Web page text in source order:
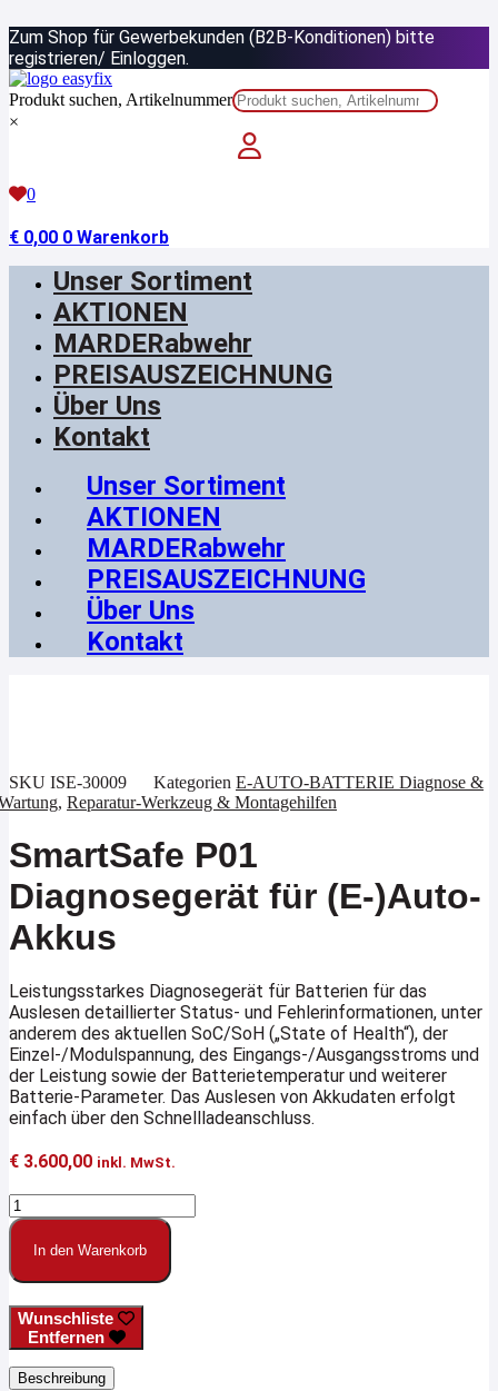
Inhalt
springen
Zum Shop für Gewerbekunden (B2B-Konditionen) bitte
registrieren/ Einloggen.
Produkt suchen, Artikelnummer
×
0
€ 0,00 0 Warenkorb
Unser Sortiment
AKTIONEN
MARDERabwehr
PREISAUSZEICHNUNG
Über Uns
Kontakt
Unser Sortiment
AKTIONEN
MARDERabwehr
PREISAUSZEICHNUNG
Über Uns
Kontakt
SKU ISE-30009 Kategorien E-AUTO-BATTERIE Diagnose &
, Reparatur-Werkzeug & Montagehilfen
SmartSafe P01
Diagnosegerät für (E-)Auto-
Akkus
Leistungsstarkes Diagnosegerät für Batterien für das
Auslesen detaillierter Status- und Fehlerinformationen, unter
anderem des aktuellen SoC/SoH („State of Health“), der
Einzel-/Modulspannung, des Eingangs-/Ausgangsstroms und
der Leistung sowie der Batterietemperatur und weiterer
Batterie-Parameter. Das Auslesen von Akkudaten erfolgt
einfach über den Schnellladeanschluss.
€ 3.600,00 inkl. MwSt.
SmartSafe
P01
Diagnosegerät
(E-)Auto-
Akkus
Menge
In den Warenkorb
Wunschliste
Entfernen
Beschreibung